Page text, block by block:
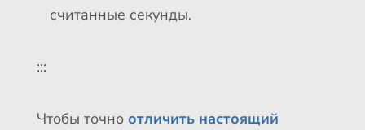
считанные секунды.
:::
Чтобы точно отличить настоящий